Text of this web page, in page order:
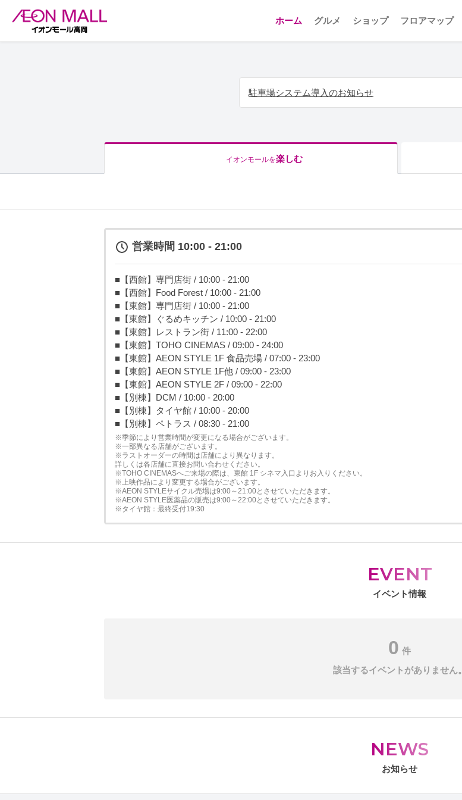
ホーム グルメ ショップ フロアマップ
駐車場システム導入のお知らせ
イオンモールを楽しむ
営業時間 10:00 - 21:00
■【西館】専門店街 / 10:00 - 21:00
■【西館】Food Forest / 10:00 - 21:00
■【東館】専門店街 / 10:00 - 21:00
■【東館】ぐるめキッチン / 10:00 - 21:00
■【東館】レストラン街 / 11:00 - 22:00
■【東館】TOHO CINEMAS / 09:00 - 24:00
■【東館】AEON STYLE 1F 食品売場 / 07:00 - 23:00
■【東館】AEON STYLE 1F他 / 09:00 - 23:00
■【東館】AEON STYLE 2F / 09:00 - 22:00
■【別棟】DCM / 10:00 - 20:00
■【別棟】タイヤ館 / 10:00 - 20:00
■【別棟】ペトラス / 08:30 - 21:00
※季節により営業時間が変更になる場合がございます。
※一部異なる店舗がございます。
※ラストオーダーの時間は店舗により異なります。
詳しくは各店舗に直接お問い合わせください。
※TOHO CINEMASへご来場の際は、東館 1F シネマ入口よりお入りください。
※上映作品により変更する場合がございます。
※AEON STYLEサイクル売場は9:00～21:00とさせていただきます。
※AEON STYLE医薬品の販売は9:00～22:00とさせていただきます。
※タイヤ館：最終受付19:30
EVENT
イベント情報
0 件
該当するイベントがありません。
NEWS
お知らせ